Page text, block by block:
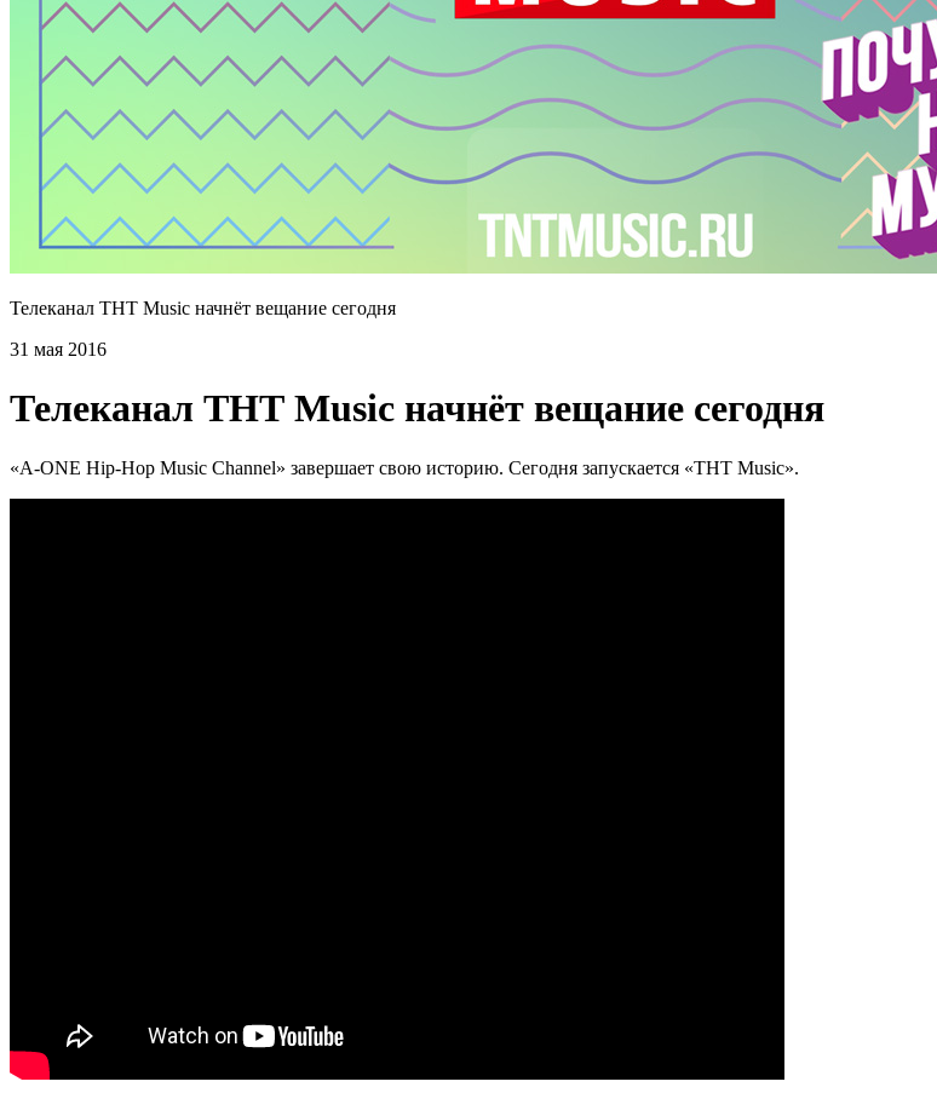
Телеканал ТНТ Music начнёт вещание сегодня
31 мая 2016
Телеканал ТНТ Music начнёт вещание сегодня
«A-ONE Hip-Hop Music Channel» завершает свою историю. Cегодня запускается «ТНТ Music».